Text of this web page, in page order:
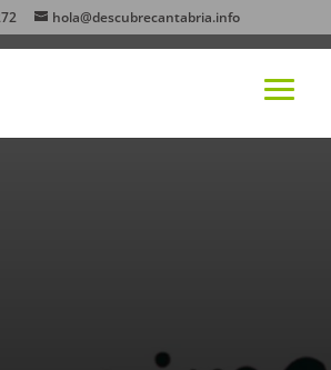
hola@descubrecantabria.info